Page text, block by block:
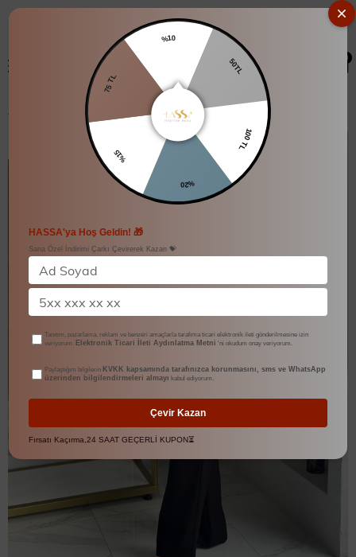
0
Pileli Pelerin Detaylı Yelek Takım
%10
50TL
100 TL
%20
%15
75 TL
HASSA'ya Hoş Geldin! 🎁
Sana Özel İndirimi Çarkı Çevirerek Kazan 💝
Tanıtım, pazarlama, reklam ve benzeri amaçlarla tarafıma ticari elektronik ileti gönderilmesine izin
veriyorum. Elektronik Ticari İleti Aydınlatma Metni 'ni okudum onay veriyorum.
Paylaştığım bilgilerin KVKK kapsamında tarafınızca korunmasını, sms ve WhatsApp
üzerinden bilgilendirmeleri almayı kabul ediyorum.
Çevir Kazan
Fırsatı Kaçırma,24 SAAT GEÇERLİ KUPON⏳